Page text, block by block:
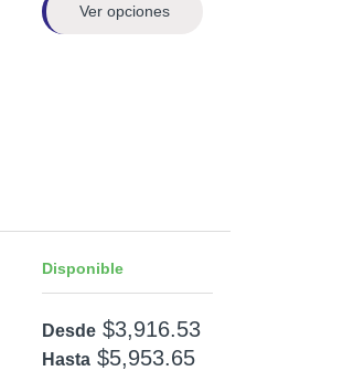
Ver opciones
Disponible
Desde $3,916.53
Hasta $5,953.65